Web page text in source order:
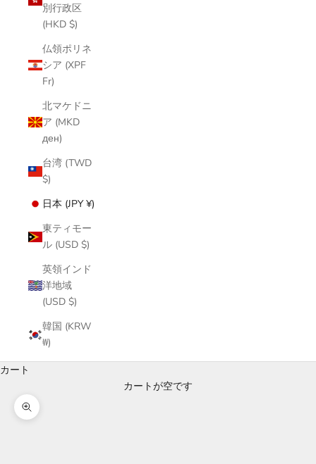
別行政区
(HKD $)
仏領ポリネ
シア (XPF
Fr)
北マケドニ
ア (MKD
ден)
台湾 (TWD
$)
日本 (JPY ¥)
東ティモー
ル (USD $)
英領インド
洋地域
(USD $)
韓国 (KRW
₩)
カート
カートが空です
ズームイン